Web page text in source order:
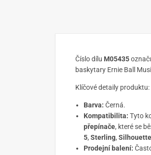
Číslo dílu M05435
baskytary Ernie Ball
Klíčové detaily produktu:
Barva: Černá.
Kompatibilita: Tyto
přepínače, které se
5,Sterling,Silhouette
Prodejní balení: